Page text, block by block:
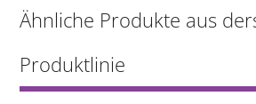
Ähnliche Produkte aus
Produktlinie